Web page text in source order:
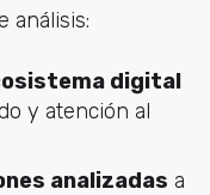
análisis:
digital
y atención al
analizadas a